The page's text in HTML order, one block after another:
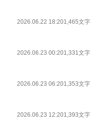
2026.06.22 18:201,465文字
2026.06.23 00:201,331文字
2026.06.23 06:201,353文字
2026.06.23 12:201,393文字